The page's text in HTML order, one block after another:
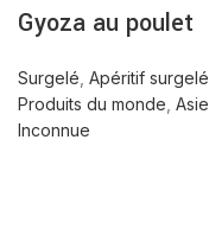
Gyoza au poulet
Surgelé Apéritif surgelé
Produits du monde Asie
Inconnue